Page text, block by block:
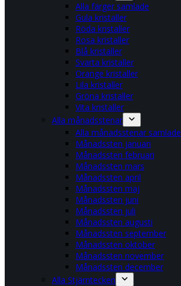
Alla färger samlade
Gula kristaller
Röda kristaller
Rosa kristaller
Blå kristaller
Svarta kristaller
Orange kristaller
Lila kristaller
Gröna kristaller
Vita kristaller
Alla månadsstenar
Alla månadsstenar samlade
Månadssten januari
Månadssten februari
Månadssten mars
Månadssten april
Månadssten maj
Månadssten juni
Månadssten juli
Månadssten augusti
Månadssten september
Månadssten oktober
Månadssten november
Månadssten december
Alla Stjärntecken